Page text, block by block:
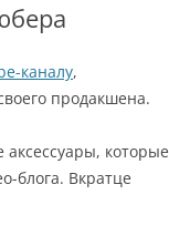
каналу,
продакшена.
которые
блога. Вкратце